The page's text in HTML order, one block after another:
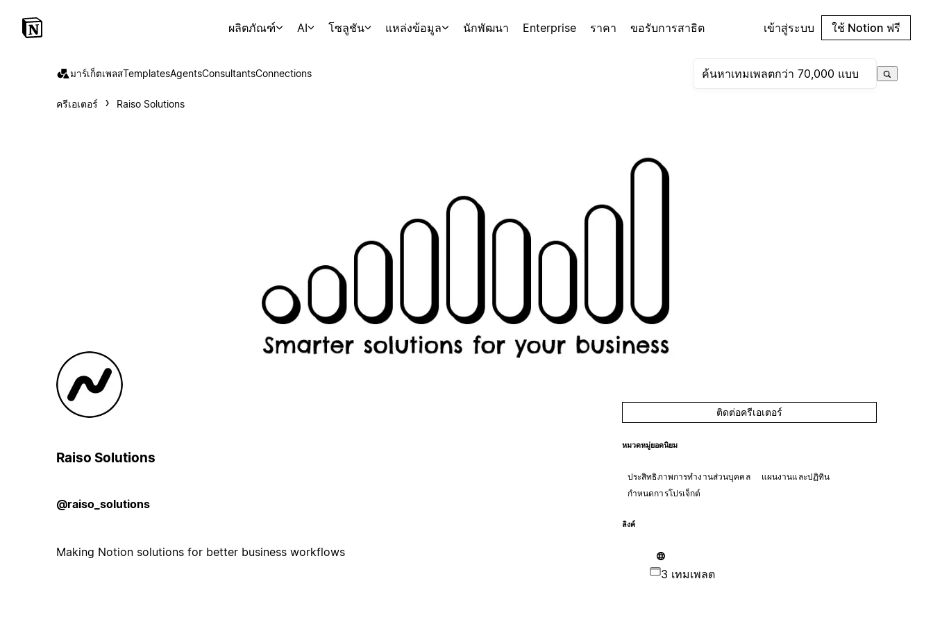
ผลิตภัณฑ์ AI โซลูชัน แหล่งข้อมูล นักพัฒนา Enterprise ราคา ขอรับการสาธิต เข้าสู่ระบบ ใช้ Notion ฟรี
มาร์เก็ตเพลสTemplatesAgentsConsultantsConnections
ครีเอเตอร์ Raiso Solutions
Raiso Solutions
@raiso_solutions
Making Notion solutions for better business workflows
ติดต่อครีเอเตอร์
หมวดหมู่ยอดนิยม
ประสิทธิภาพการทำงานส่วนบุคคล
แผนงานและปฏิทิน
กำหนดการโปรเจ็กต์
ลิงค์
3 เทมเพลต